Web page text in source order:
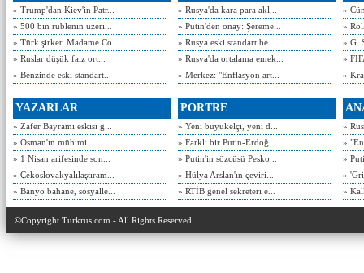
» Trump'dan Kiev'in Patr...
» 500 bin rublenin üzeri...
» Türk şirketi Madame Co...
» Ruslar düşük faiz ort...
» Benzinde eski standart...
» Rusya'da kara para akl...
» Putin'den onay: Şereme...
» Rusya eski standart be...
» Rusya'da ortalama emek...
» Merkez: "Enflasyon art...
»
»
» G.
»
»
YAZARLAR
» Zafer Bayramı eskisi g...
» Osman'ın mühimi...
» 1 Nisan arifesinde son...
» Çekoslovakyalılaştıram...
» Banyo bahane, sosyalle...
PORTRE
» Yeni büyükelçi, yeni d...
» Farklı bir Putin-Erdoğ...
» Putin'in sözcüsü Pesko...
» Hülya Arslan'ın çeviri...
» RTİB genel sekreteri e...
»
»
»
»
»
©Copyright Turkrus.com - All Rights Reserved